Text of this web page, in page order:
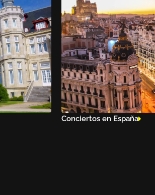
Conciertos en España